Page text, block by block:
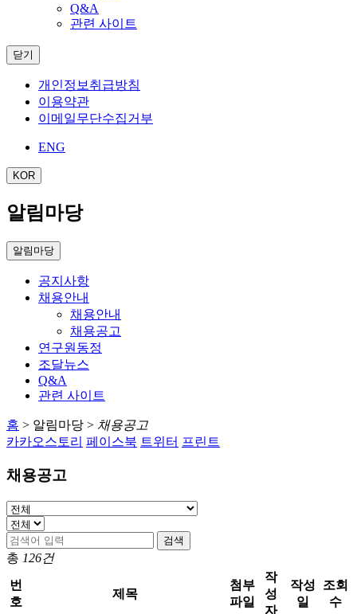
Q&A
관련 사이트
닫기
개인정보취급방침
이용약관
이메일무단수집거부
ENG
KOR
알림마당
알림마당
공지사항
채용안내
채용안내
채용공고
연구원동정
조달뉴스
Q&A
관련 사이트
홈 > 알림마당 > 채용공고
카카오스토리 페이스북 트위터 프린트
채용공고
검색
총 126건
번
호
제목
첨부
파일
작
성
자
작성
일
조회
수